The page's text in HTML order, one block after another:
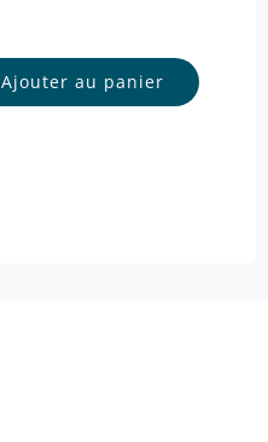
Ajouter au panier